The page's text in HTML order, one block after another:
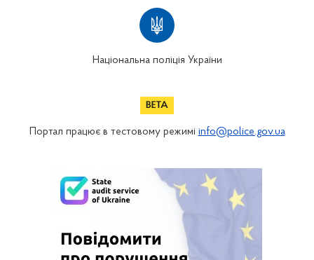
Національна поліція України
Портал працює в тестовому режимі info@police.gov.ua